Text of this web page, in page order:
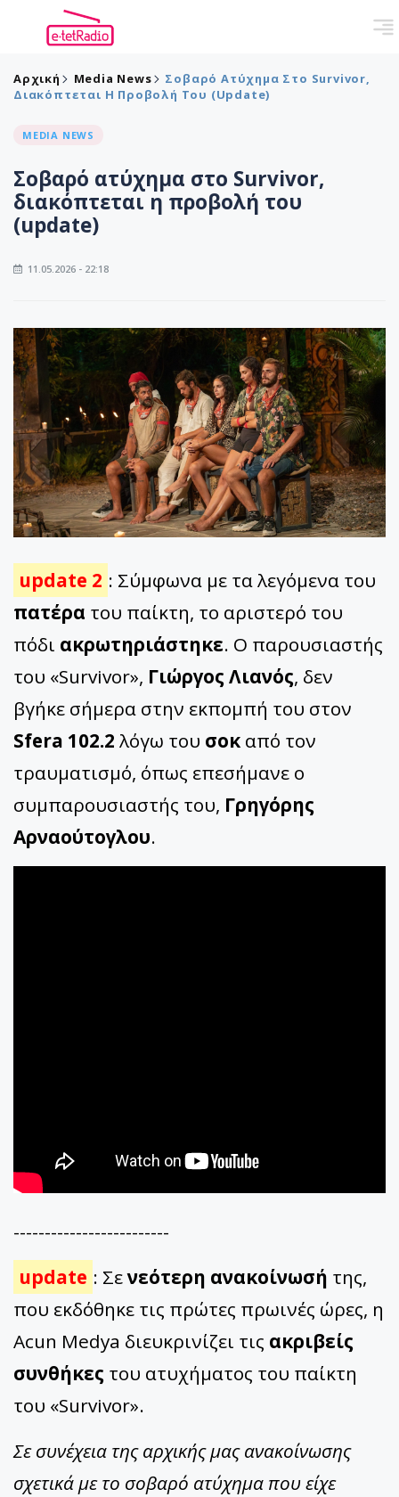
Αρχική Media News
Σοβαρό Ατύχημα Στο Survivor,
Διακόπτεται Η Προβολή Του (update)
MEDIA NEWS
Σοβαρό ατύχημα στο Survivor,
διακόπτεται η προβολή του
(update)
11.05.2026 - 22:18
update 2 : Σύμφωνα με τα λεγόμενα του
πατέρα του παίκτη, το αριστερό του
πόδι ακρωτηριάστηκε. Ο παρουσιαστής
του «Survivor», Γιώργος Λιανός, δεν
βγήκε σήμερα στην εκπομπή του στον
Sfera 102.2 λόγω του σοκ από τον
τραυματισμό, όπως επεσήμανε ο
συμπαρουσιαστής του, Γρηγόρης
Αρναούτογλου.
-------------------------
update : Σενεότερη ανακοίνωσή της,
που εκδόθηκε τις πρώτες πρωινές ώρες, η
Acun Medya διευκρινίζει τις ακριβείς
συνθήκες του ατυχήματος του παίκτη
του «Survivor».
Σε συνέχεια της αρχικής μας ανακοίνωσης
σχετικά με το σοβαρό ατύχημα που είχε